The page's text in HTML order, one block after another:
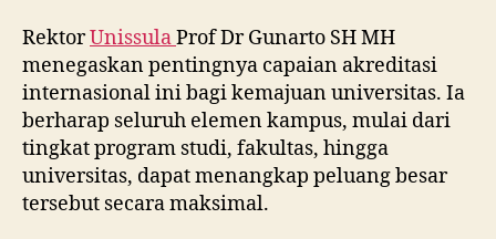
RektorUnissulaProf Dr Gunarto SH MH
menegaskan pentingnya capaian akreditasi
internasional ini bagi kemajuan universitas. Ia
berharap seluruh elemen kampus, mulai dari
tingkat program studi, fakultas, hingga
universitas, dapat menangkap peluang besar
tersebut secara maksimal.